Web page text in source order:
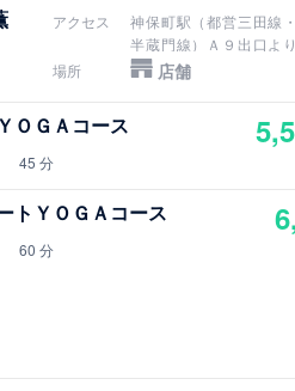
アクセス
神保町駅（都営三田線
半蔵門線）Ａ９出口よ
新御茶ノ水駅（千代田
御茶ノ水駅（JR中央
御茶ノ水橋口から徒歩
場所 店舗
ＯＧＡコース
45 分
トＹＯＧＡコース
60 分